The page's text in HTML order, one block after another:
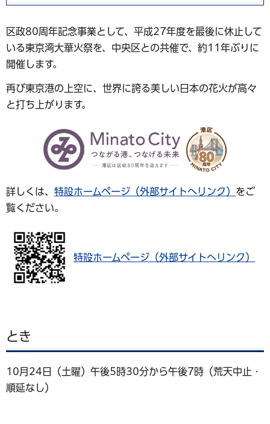
区政80周年記念事業として、平成27年度を最後に休止して
いる東京湾大華火祭を、中央区との共催で、約11年ぶりに
開催します。
再び東京港の上空に、世界に誇る美しい日本の花火が高々
と打ち上がります。
詳しくは、 特設ホームページ（外部サイトへリンク） をご
覧ください。
特設ホームページ（外部サイトへリンク）
とき
10月24日（土曜）午後5時30分から午後7時（荒天中止・
順延なし）